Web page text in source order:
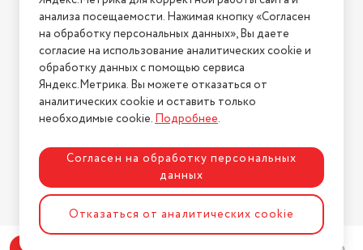
Нашли ошибку на сайте? Напишите нам
2026 © Интернет-магазин "АстМаркет". У нас есть всё!
Политика конфиденциальности
Разработка сайтаASTDESIGN
анализа посещаемости. Нажимая кнопку «Согласен
на обработку персональных данных», Вы даете
согласие на использование аналитических cookie и
обработку данных с помощью сервиса
Яндекс.Метрика. Вы можете отказаться от
аналитических cookie и оставить только
необходимые cookie.Подробнее.
Согласен на обработку персональных
данных
Отказаться от аналитических cookie